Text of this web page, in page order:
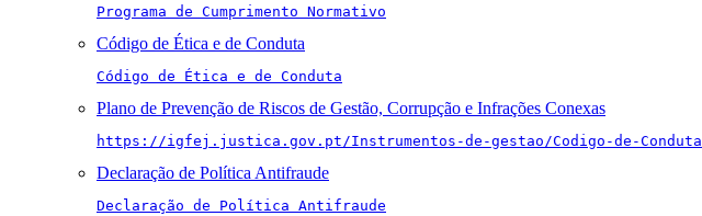
Programa de Cumprimento Normativo
Código de Ética e de Conduta
Código de Ética e de Conduta
Plano de Prevenção de Riscos de Gestão, Corrupção e Infrações Conexas
https://igfej.justica.gov.pt/Instrumentos-de-gestao/Codigo-de-Conduta
Declaração de Política Antifraude
Declaração de Política Antifraude